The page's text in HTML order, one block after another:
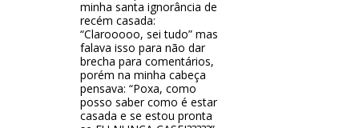
minha santa ignorância de
recém casada:
“Clarooooo, sei tudo” mas
falava isso para não dar
brecha para comentários,
porém na minha cabeça
pensava: “Poxa, como
posso saber como é estar
casada e se estou pronta